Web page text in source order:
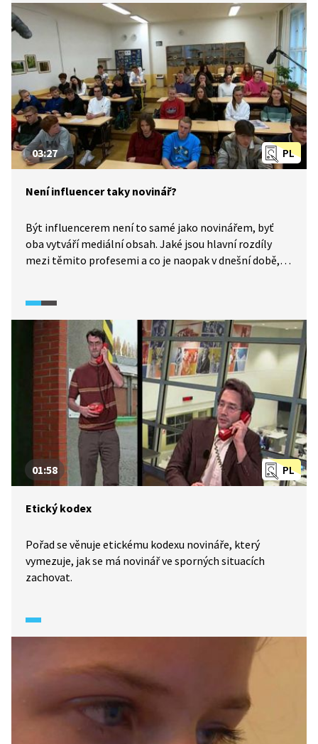
PL
03:27
Není influencer taky novinář?
Být influencerem není to samé jako novinářem, byť
oba vytváří mediální obsah. Jaké jsou hlavní rozdíly
mezi těmito profesemi a co je naopak v dnešní době,
PL
01:58
Etický kodex
Pořad se věnuje etickému kodexu novináře, který
vymezuje, jak se má novinář ve sporných situacích
zachovat.